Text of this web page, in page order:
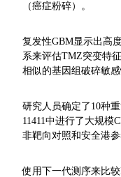
（癌症粉碎）。
复发性GBM显示出高
系来评估TMZ突变特
相似的基因组破碎敏感
研究人员确定了10种
11411中进行了大规模
非靶向对照和安全港参
使用下一代测序来比